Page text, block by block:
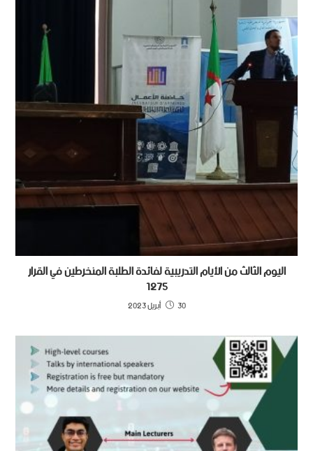
اليوم الثالث من الأيام التدريبية لفائدة الطلبة المنخرطين في القرار
1275
30 أبريل 2023